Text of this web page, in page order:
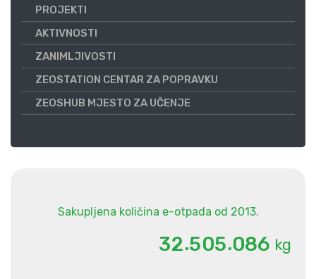
PROJEKTI
AKTIVNOSTI
ZANIMLJIVOSTI
ZEOSTATION CENTAR ZA POPRAVKU
ZEOSHUB MJESTO ZA UČENJE
Sakupljena količina e-otpada od 2013.
32.505.086 kg